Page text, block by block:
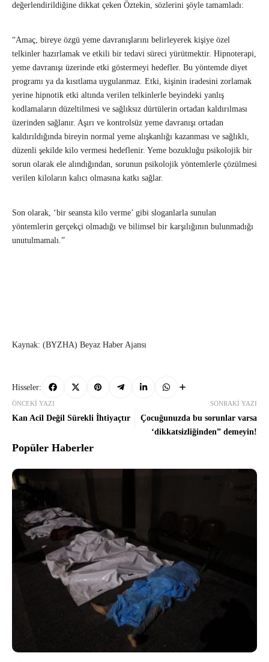
değerlendirildiğine dikkat çeken Öztekin, sözlerini şöyle tamamladı:
“Amaç, bireye özgü yeme davranışlarını belirleyerek kişiye özel
telkinler hazırlamak ve etkili bir tedavi süreci yürütmektir. Hipnoterapi,
yeme davranışı üzerinde etki göstermeyi hedefler. Bu yöntemde diyet
programı ya da kısıtlama uygulanmaz. Etki, kişinin iradesini zorlamak
yerine hipnotik etki altında verilen telkinlerle beyindeki yanlış
kodlamaların düzeltilmesi ve sağlıksız dürtülerin ortadan kaldırılması
üzerinden sağlanır. Aşırı ve kontrolsüz yeme davranışı ortadan
kaldırıldığında bireyin normal yeme alışkanlığı kazanması ve sağlıklı,
düzenli şekilde kilo vermesi hedeflenir. Yeme bozukluğu psikolojik bir
sorun olarak ele alındığından, sorunun psikolojik yöntemlerle çözülmesi
verilen kiloların kalıcı olmasına katkı sağlar.
Son olarak, ‘bir seansta kilo verme’ gibi sloganlarla sunulan
yöntemlerin gerçekçi olmadığı ve bilimsel bir karşılığının bulunmadığı
unutulmamalı.”
Kaynak: (BYZHA) Beyaz Haber Ajansı
Hisseler:
ÖNCEKI YAZI
Kan Acil Değil Sürekli İhtiyaçtır
SONRAKI YAZI
Çocuğunuzda bu sorunlar varsa
‘dikkatsizliğinden” demeyin!
Popüler Haberler